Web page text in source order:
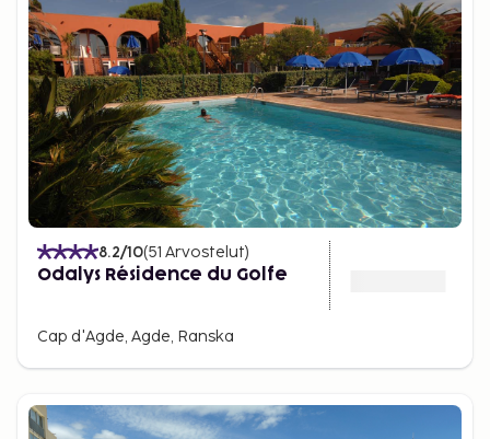
8.2/10(51 Arvostelut)
Odalys Résidence du Golfe
Cap d'Agde, Agde, Ranska